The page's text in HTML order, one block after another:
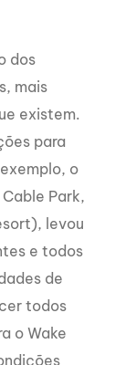
dos
mais
existem.
para
o
Park,
levou
e todos
de
todos
o Wake